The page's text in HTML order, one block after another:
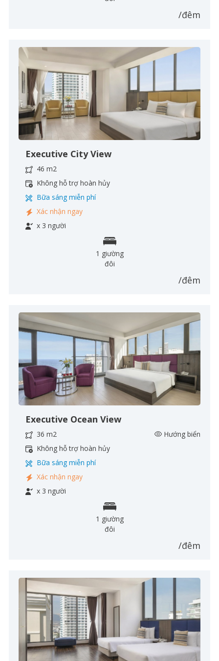
/đêm
Executive City View
46 m2
Không hỗ trợ hoàn hủy
Bữa sáng miễn phí
Xác nhận ngay
x 3 người
1 giường
đôi
/đêm
Executive Ocean View
36 m2
Hướng biển
Không hỗ trợ hoàn hủy
Bữa sáng miễn phí
Xác nhận ngay
x 3 người
1 giường
đôi
/đêm